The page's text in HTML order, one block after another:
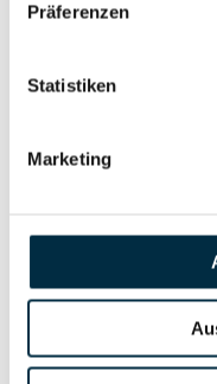
Präferenzen
Statistiken
Marketing
Berechtigten Pfad